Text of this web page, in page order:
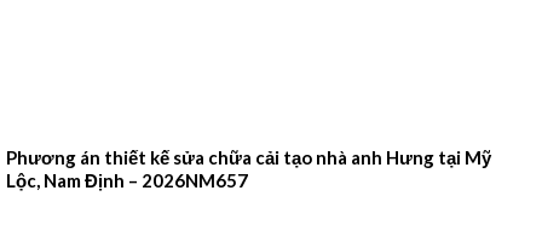
Phương án thiết kế sửa chữa cải tạo nhà anh Hưng tại Mỹ
Lộc, Nam Định – 2026NM657